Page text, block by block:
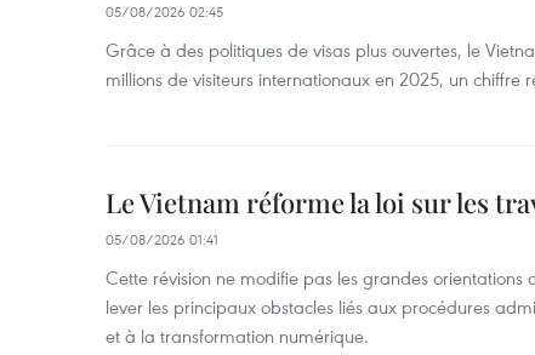
05/08/2026 02:45
Grâce à des politiques de visas plus ouvertes, le
millions de visiteurs internationaux en 2025, un chiffre
Le Vietnam réforme la loi sur les
05/08/2026 01:41
Cette révision ne modifie pas les grandes orientations
lever les principaux obstacles liés aux procédures
et à la transformation numérique.